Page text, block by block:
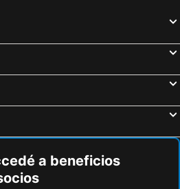
a beneficios